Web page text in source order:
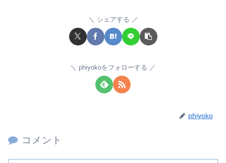
シェアする
phiyokoをフォローする
phiyoko
コメント